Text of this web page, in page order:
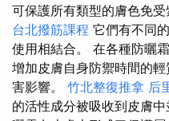
可保護所有類型的膚色免受
台北撥筋課程 它們有不同
使用相結合。 在各種防曬
增加皮膚自身防禦時間的
害影響。 竹北整復推拿 后
的活性成分被吸收到皮膚